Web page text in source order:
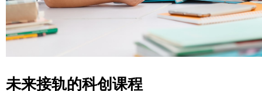
未来接轨的科创课程